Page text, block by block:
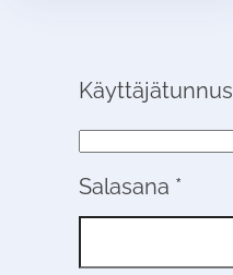
Käyttäjätunnus
Salasana *